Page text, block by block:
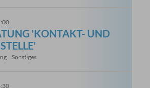
'KONTAKT- UND
Sonstiges